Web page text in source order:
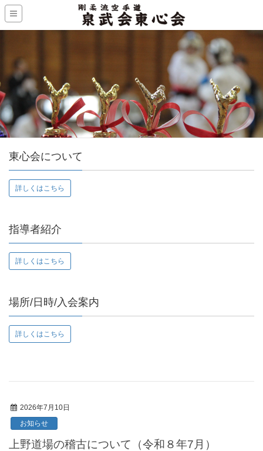
東心会について
詳しくはこちら
指導者紹介
詳しくはこちら
場所/日時/入会案内
詳しくはこちら
2026年7月10日
お知らせ
上野道場の稽古について（令和８年7月）